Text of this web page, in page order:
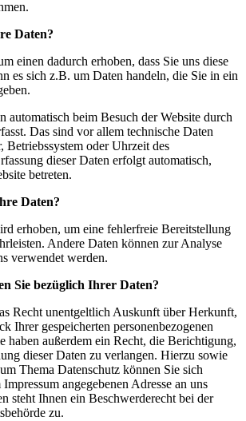
Daten?
einen dadurch erhoben, dass Sie uns diese
es sich z.B. um Daten handeln, die Sie in ein
automatisch beim Besuch der Website durch
Das sind vor allem technische Daten
Betriebssystem oder Uhrzeit des
dieser Daten erfolgt automatisch,
betreten.
Daten?
erhoben, um eine fehlerfreie Bereitstellung
Andere Daten können zur Analyse
verwendet werden.
Sie bezüglich Ihrer Daten?
Recht unentgeltlich Auskunft über Herkunft,
Ihrer gespeicherten personenbezogenen
haben außerdem ein Recht, die Berichtigung,
dieser Daten zu verlangen. Hierzu sowie
Thema Datenschutz können Sie sich
angegebenen Adresse an uns
steht Ihnen ein Beschwerderecht bei der
zu.